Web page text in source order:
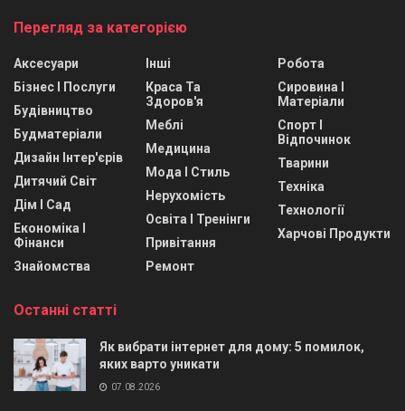
Перегляд за категорією
Аксесуари
Бізнес І Послуги
Будівництво
Будматеріали
Дизайн Інтер'єрів
Дитячий Світ
Дім І Сад
Економіка І
Фінанси
Знайомства
Інші
Краса Та
Здоров'я
Меблі
Медицина
Мода І Стиль
Нерухомість
Освіта І Тренінги
Привітання
Ремонт
Робота
Сировина І
Матеріали
Спорт І
Відпочинок
Тварини
Техніка
Технології
Харчові Продукти
Останні статті
Як вибрати інтернет для дому: 5 помилок,
яких варто уникати
07.08.2026